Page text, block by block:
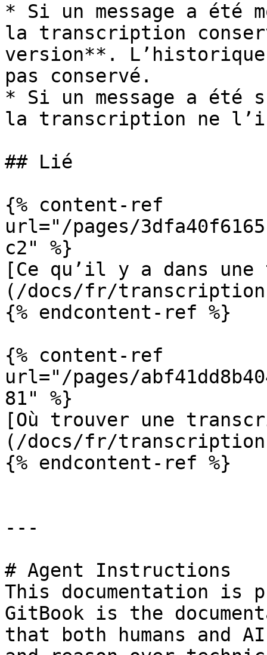
* Si un message a été
la transcription
version**.
pas conservé.
* Si un message a été
la transcription ne
## Lié
{% content-ref
url="/pages/
c2" %}
[Ce qu’il y a dans
(/docs/fr/
{% endcontent-ref %}
{% content-ref
url="/pages/
81" %}
[Où trouver une
(/docs/fr/
{% endcontent-ref %}
---
# Agent Instructions
This documentation is
GitBook is the
that both humans and